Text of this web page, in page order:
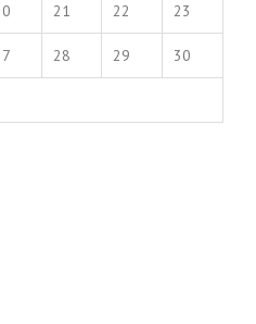
21 22 23
28 29 30